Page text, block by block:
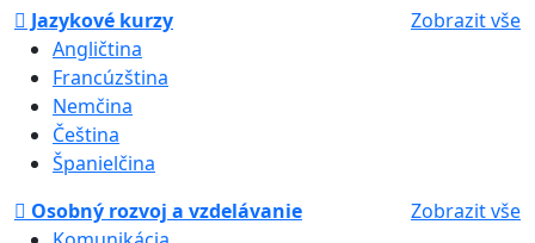
Jazykové kurzy
Zobrazit vše
Angličtina
Francúzština
Nemčina
Čeština
Španielčina
Osobný rozvoj a vzdelávanie
Zobrazit vše